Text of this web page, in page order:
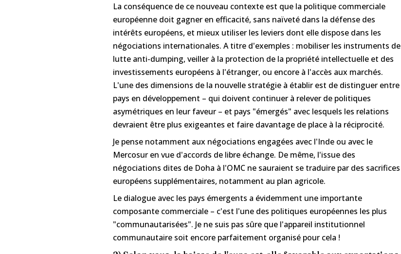
La conséquence de ce nouveau contexte est que la politique commerciale
européenne doit gagner en efficacité, sans naïveté dans la défense des
intérêts européens, et mieux utiliser les leviers dont elle dispose dans les
négociations internationales. A titre d'exemples : mobiliser les instruments de
lutte anti-dumping, veiller à la protection de la propriété intellectuelle et des
investissements européens à l'étranger, ou encore à l'accès aux marchés.
L'une des dimensions de la nouvelle stratégie à établir est de distinguer entre
pays en développement – qui doivent continuer à relever de politiques
asymétriques en leur faveur – et pays "émergés" avec lesquels les relations
devraient être plus exigeantes et faire davantage de place à la réciprocité.
Je pense notamment aux négociations engagées avec l'Inde ou avec le
Mercosur en vue d'accords de libre échange. De même, l'issue des
négociations dites de Doha à l'OMC ne sauraient se traduire par des sacrifices
européens supplémentaires, notamment au plan agricole.
Le dialogue avec les pays émergents a évidemment une importante
composante commerciale – c'est l'une des politiques européennes les plus
"communautarisées". Je ne suis pas sûre que l'appareil institutionnel
communautaire soit encore parfaitement organisé pour cela !